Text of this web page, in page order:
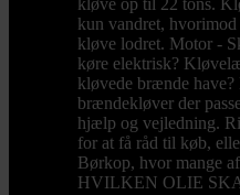
kløve op til 22 tons.
kun vandret,
kløve lodret. Motor -
køre elektrisk?
kløvede brænde
brændekløver der
hjælp og vejledning.
for at få råd til køb,
Børkop, hvor mange
HVILKEN OLIE